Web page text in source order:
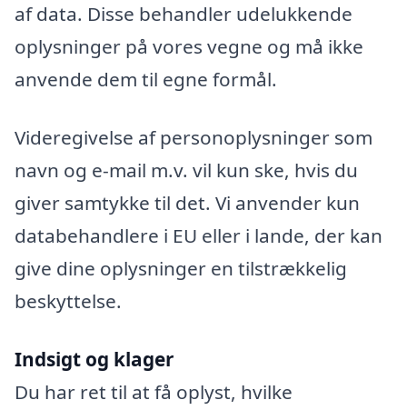
af data. Disse behandler udelukkende
oplysninger på vores vegne og må ikke
anvende dem til egne formål.
Videregivelse af personoplysninger som
navn og e-mail m.v. vil kun ske, hvis du
giver samtykke til det. Vi anvender kun
databehandlere i EU eller i lande, der kan
give dine oplysninger en tilstrækkelig
beskyttelse.
Indsigt og klager
Du har ret til at få oplyst, hvilke